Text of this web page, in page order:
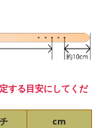
する目安にしてくだ
cm